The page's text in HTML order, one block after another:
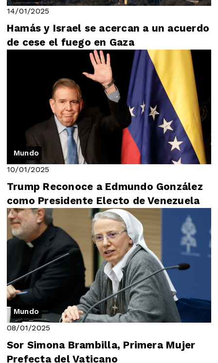
14/01/2025
Hamás y Israel se acercan a un acuerdo
de cese el fuego en Gaza
Mundo
10/01/2025
Trump Reconoce a Edmundo González
como Presidente Electo de Venezuela
Mundo
08/01/2025
Sor Simona Brambilla, Primera Mujer
Prefecta del Vaticano